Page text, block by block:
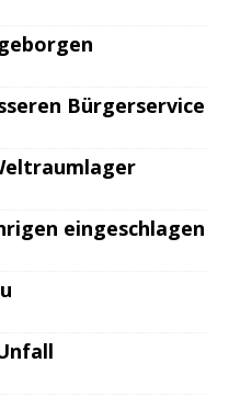
Bürgerservice
eingeschlagen